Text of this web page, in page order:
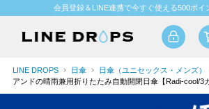
会員登録＆LINE連携で今すぐ使える500ポイ
LINE DROPS 日傘 日傘（ユニセックス・メンズ）
アンドの晴雨兼用折りたたみ自動開閉日傘【Radi-cool/3